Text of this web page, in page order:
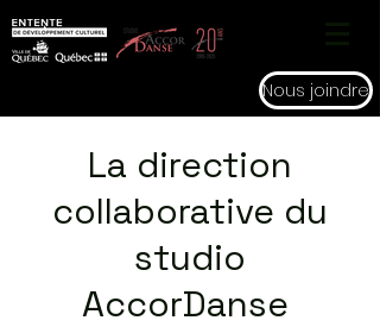
Nous joindre
La direction
collaborative du
studio
AccorDanse